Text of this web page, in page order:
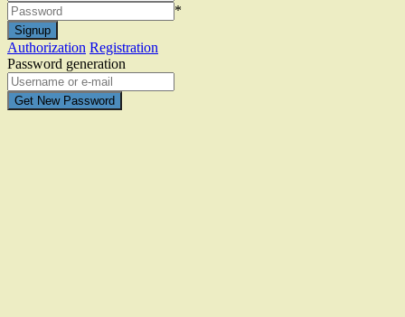
*
Authorization Registration
Password generation